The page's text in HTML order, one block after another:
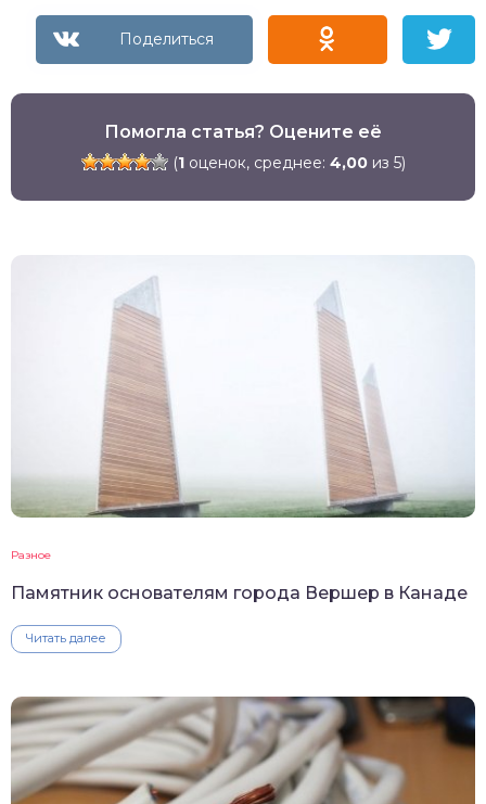
Помогла статья? Оцените её
(1оценок, среднее: 4,00из 5)
Разное
Памятник основателям города Вершер в Канаде
Читать далее